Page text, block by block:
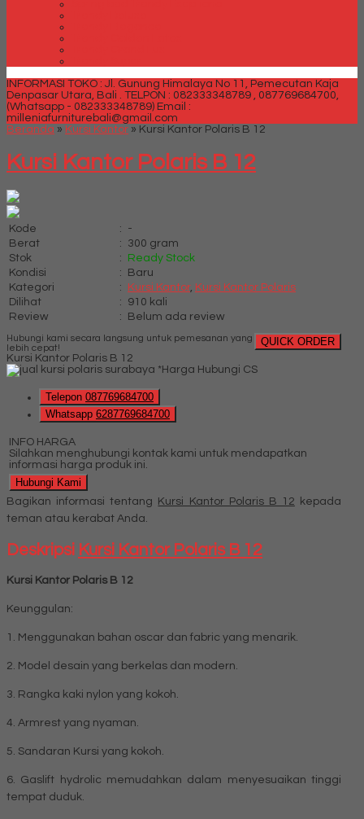
INFORMASI TOKO : Jl. Gunung Himalaya No 11, Pemecutan Kaja
Denpasar Utara, Bali . TELPON : 082333348789 , 087769684700,
(Whatsapp - 082333348789) Email :
milleniafurniturebali@gmail.com
Beranda » Kursi Kantor » Kursi Kantor Polaris B 12
Kursi Kantor Polaris B 12
Kode :
-
Berat
:
300 gram
Stok
:
Ready Stock
Kondisi
:
Baru
Kategori
: Kursi Kantor, Kursi Kantor Polaris
Dilihat
:
910 kali
Review
: Belum ada review
QUICK ORDER
Hubungi kami secara langsung untuk pemesanan yang
lebih cepat!
Kursi Kantor Polaris B 12
*Harga Hubungi CS
Telepon 087769684700
Whatsapp 6287769684700
INFO HARGA
Silahkan menghubungi kontak kami untuk mendapatkan
informasi harga produk ini.
Hubungi Kami
Bagikan informasi tentang Kursi Kantor Polaris B 12 kepada
teman atau kerabat Anda.
Deskripsi Kursi Kantor Polaris B 12
Kursi Kantor Polaris B 12
Keunggulan:
1. Menggunakan bahan oscar dan fabric yang menarik.
2. Model desain yang berkelas dan modern.
3. Rangka kaki nylon yang kokoh.
4. Armrest yang nyaman.
5. Sandaran Kursi yang kokoh.
6. Gaslift hydrolic memudahkan dalam menyesuaikan tinggi
tempat duduk.